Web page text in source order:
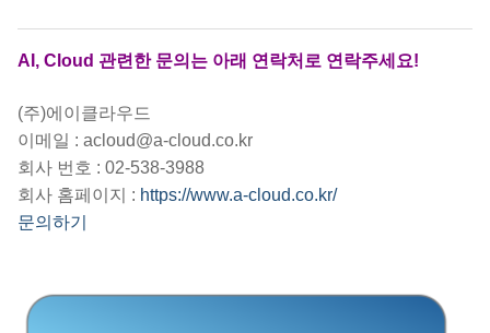
AI, Cloud 관련한 문의는 아래 연락처로 연락주세요!
(주)에이클라우드
이메일 : acloud@a-cloud.co.kr
회사 번호 : 02-538-3988
회사 홈페이지 : https://www.a-cloud.co.kr/
문의하기